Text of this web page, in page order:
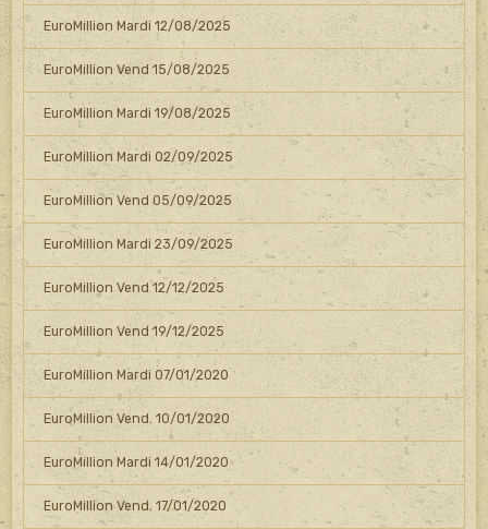
EuroMillion Mardi 12/08/2025
EuroMillion Vend 15/08/2025
EuroMillion Mardi 19/08/2025
EuroMillion Mardi 02/09/2025
EuroMillion Vend 05/09/2025
EuroMillion Mardi 23/09/2025
EuroMillion Vend 12/12/2025
EuroMillion Vend 19/12/2025
EuroMillion Mardi 07/01/2020
EuroMillion Vend. 10/01/2020
EuroMillion Mardi 14/01/2020
EuroMillion Vend. 17/01/2020